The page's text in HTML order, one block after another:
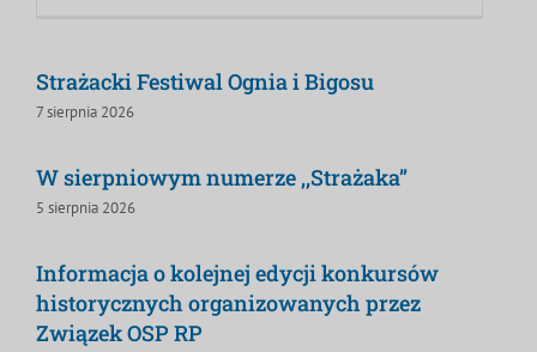
Strażacki Festiwal Ognia i Bigosu
7 sierpnia 2026
W sierpniowym numerze ,,Strażaka”
5 sierpnia 2026
Informacja o kolejnej edycji konkursów
historycznych organizowanych przez
Związek OSP RP